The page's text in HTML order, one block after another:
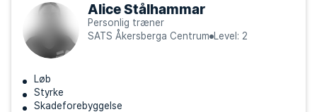
Alice Stålhammar
Personlig træner
SATS Åkersberga Centrum
Level: 2
Løb
Styrke
Skadeforebyggelse